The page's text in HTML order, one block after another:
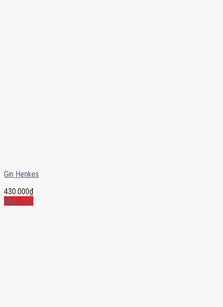
Gin Henkes
430.000₫
Mua ngay